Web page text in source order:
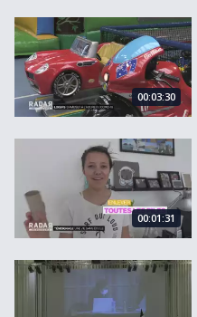
S&#039;amuser à
00:03:30
Le Journal de Solène
00:01:31
Une vague verte aux